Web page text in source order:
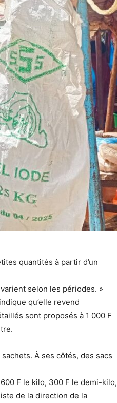
quantités à partir d’un
selon les périodes. »
qu’elle revend
sont proposés à 1 000 F
À ses côtés, des sacs
F le kilo, 300 F le demi-kilo,
de la direction de la